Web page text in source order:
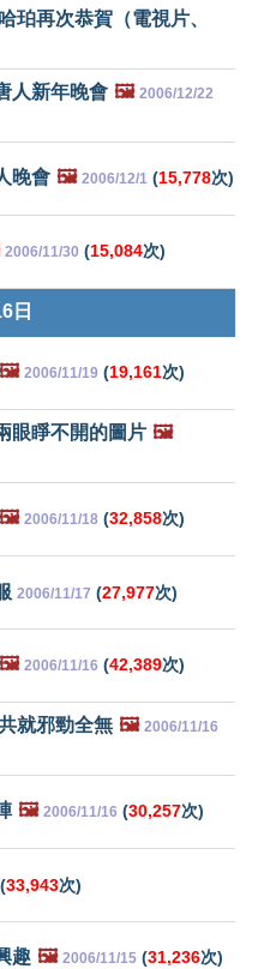
珀再次恭賀（電視片、
人新年晚會 🖼️ 2006/12/22
晚會 🖼️ 2006/12/1 (15,778次)
2006/11/30 (15,084次)
日
🖼️ 2006/11/19 (19,161次)
眼睜不開的圖片 🖼️
🖼️ 2006/11/18 (32,858次)
2006/11/17 (27,977次)
🖼️ 2006/11/16 (42,389次)
就邪勁全無 🖼️ 2006/11/16
🖼️ 2006/11/16 (30,257次)
(33,943次)
趣 🖼️ 2006/11/15 (31,236次)